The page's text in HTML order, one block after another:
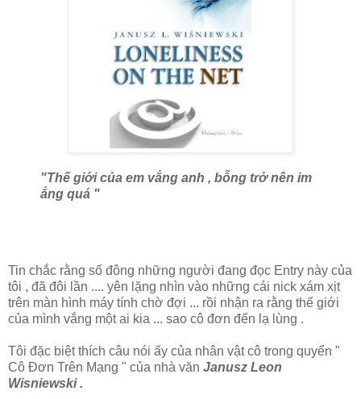
"Thế giới của em vắng anh , bỗng trở nên im
ắng quá "
Tin chắc rằng số đông những người đang đọc Entry này của
tôi , đã đôi lần .... yên lặng nhìn vào những cái nick xám xịt
trên màn hình máy tính chờ đợi ... rồi nhận ra rằng thế giới
của mình vắng một ai kia ... sao cô đơn đến lạ lùng .
Tôi đặc biệt thích câu nói ấy của nhân vật cô trong quyển "
Cô Đơn Trên Mạng " của nhà văn Janusz Leon
Wisniewski .